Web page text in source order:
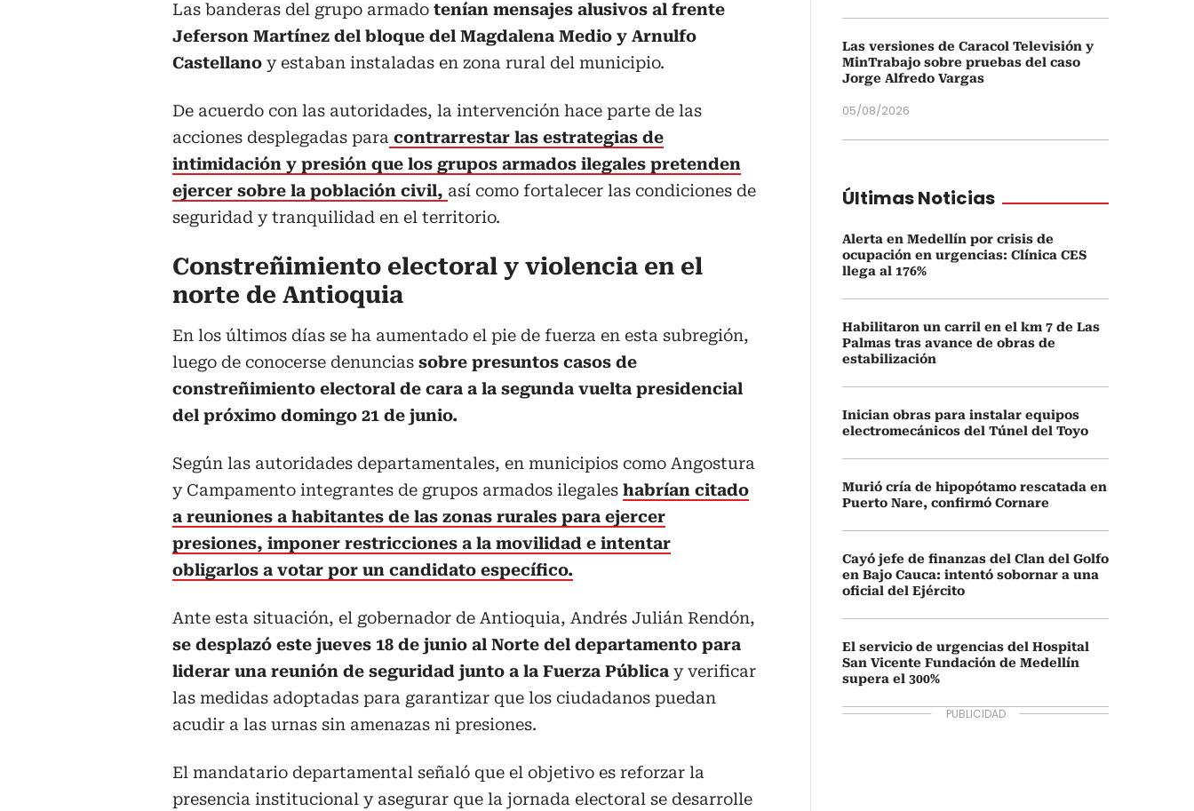
Las banderas del grupo armado tenían mensajes alusivos al frente
Jeferson Martínez del bloque del Magdalena Medio y Arnulfo
Castellano y estaban instaladas en zona rural del municipio.
De acuerdo con las autoridades, la intervención hace parte de las
acciones desplegadas para contrarrestar las estrategias de
intimidación y presión que los grupos armados ilegales pretenden
ejercer sobre la población civil, así como fortalecer las condiciones de
seguridad y tranquilidad en el territorio.
Constreñimiento electoral y violencia en el
norte de Antioquia
En los últimos días se ha aumentado el pie de fuerza en esta subregión,
luego de conocerse denuncias sobre presuntos casos de
constreñimiento electoral de cara a la segunda vuelta presidencial
del próximo domingo 21 de junio.
Según las autoridades departamentales, en municipios como Angostura
y Campamento integrantes de grupos armados ilegales habrían citado
a reuniones a habitantes de las zonas rurales para ejercer
presiones, imponer restricciones a la movilidad e intentar
obligarlos a votar por un candidato específico.
Ante esta situación, el gobernador de Antioquia, Andrés Julián Rendón,
se desplazó este jueves 18 de junio al Norte del departamento para
liderar una reunión de seguridad junto a la Fuerza Pública y verificar
las medidas adoptadas para garantizar que los ciudadanos puedan
acudir a las urnas sin amenazas ni presiones.
El mandatario departamental señaló que el objetivo es reforzar la
presencia institucional y asegurar que la jornada electoral se desarrolle
Las versiones de Caracol Televisión y
MinTrabajo sobre pruebas del caso
Jorge Alfredo Vargas
05/08/2026
Últimas Noticias
Alerta en Medellín por crisis de
ocupación en urgencias: Clínica CES
llega al 176%
Habilitaron un carril en el km 7 de Las
Palmas tras avance de obras de
estabilización
Inician obras para instalar equipos
electromecánicos del Túnel del Toyo
Murió cría de hipopótamo rescatada en
Puerto Nare, confirmó Cornare
Cayó jefe de finanzas del Clan del Golfo
en Bajo Cauca: intentó sobornar a una
oficial del Ejército
El servicio de urgencias del Hospital
San Vicente Fundación de Medellín
supera el 300%